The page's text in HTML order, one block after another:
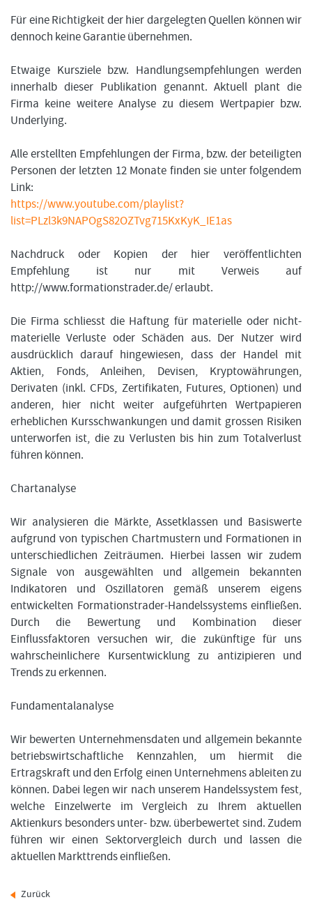
Für eine Richtigkeit der hier dargelegten Quellen können wir
dennoch keine Garantie übernehmen.
Etwaige Kursziele bzw. Handlungsempfehlungen werden
innerhalb dieser Publikation genannt. Aktuell plant die
Firma keine weitere Analyse zu diesem Wertpapier bzw.
Underlying.
Alle erstellten Empfehlungen der Firma, bzw. der beteiligten
Personen der letzten 12 Monate finden sie unter folgendem
Link:
https://www.youtube.com/playlist?
list=PLzl3k9NAPOgS82OZTvg715KxKyK_IE1as
Nachdruck oder Kopien der hier veröffentlichten
Empfehlung ist nur mit Verweis auf
http://www.formationstrader.de/ erlaubt.
Die Firma schliesst die Haftung für materielle oder nicht-
materielle Verluste oder Schäden aus. Der Nutzer wird
ausdrücklich darauf hingewiesen, dass der Handel mit
Aktien, Fonds, Anleihen, Devisen, Kryptowährungen,
Derivaten (inkl. CFDs, Zertifikaten, Futures, Optionen) und
anderen, hier nicht weiter aufgeführten Wertpapieren
erheblichen Kursschwankungen und damit grossen Risiken
unterworfen ist, die zu Verlusten bis hin zum Totalverlust
führen können.
Chartanalyse
Wir analysieren die Märkte, Assetklassen und Basiswerte
aufgrund von typischen Chartmustern und Formationen in
unterschiedlichen Zeiträumen. Hierbei lassen wir zudem
Signale von ausgewählten und allgemein bekannten
Indikatoren und Oszillatoren gemäß unserem eigens
entwickelten Formationstrader-Handelssystems einfließen.
Durch die Bewertung und Kombination dieser
Einflussfaktoren versuchen wir, die zukünftige für uns
wahrscheinlichere Kursentwicklung zu antizipieren und
Trends zu erkennen.
Fundamentalanalyse
Wir bewerten Unternehmensdaten und allgemein bekannte
betriebswirtschaftliche Kennzahlen, um hiermit die
Ertragskraft und den Erfolg einen Unternehmens ableiten zu
können. Dabei legen wir nach unserem Handelssystem fest,
welche Einzelwerte im Vergleich zu Ihrem aktuellen
Aktienkurs besonders unter- bzw. überbewertet sind. Zudem
führen wir einen Sektorvergleich durch und lassen die
aktuellen Markttrends einfließen.
Zurück